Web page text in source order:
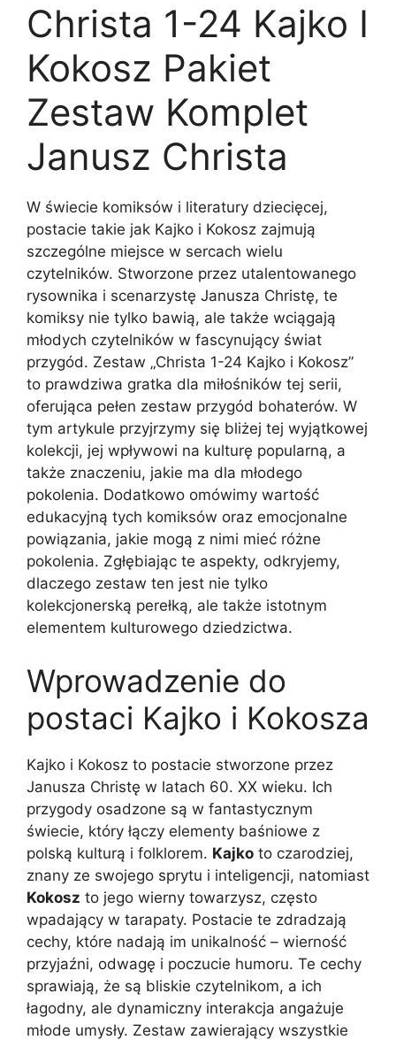
Christa 1-24 Kajko I
Kokosz Pakiet
Zestaw Komplet
Janusz Christa
W świecie komiksów i literatury dziecięcej,
postacie takie jak Kajko i Kokosz zajmują
szczególne miejsce w sercach wielu
czytelników. Stworzone przez utalentowanego
rysownika i scenarzystę Janusza Christę, te
komiksy nie tylko bawią, ale także wciągają
młodych czytelników w fascynujący świat
przygód. Zestaw „Christa 1-24 Kajko i Kokosz”
to prawdziwa gratka dla miłośników tej serii,
oferująca pełen zestaw przygód bohaterów. W
tym artykule przyjrzymy się bliżej tej wyjątkowej
kolekcji, jej wpływowi na kulturę popularną, a
także znaczeniu, jakie ma dla młodego
pokolenia. Dodatkowo omówimy wartość
edukacyjną tych komiksów oraz emocjonalne
powiązania, jakie mogą z nimi mieć różne
pokolenia. Zgłębiając te aspekty, odkryjemy,
dlaczego zestaw ten jest nie tylko
kolekcjonerską perełką, ale także istotnym
elementem kulturowego dziedzictwa.
Wprowadzenie do
postaci Kajko i Kokosza
Kajko i Kokosz to postacie stworzone przez
Janusza Christę w latach 60. XX wieku. Ich
przygody osadzone są w fantastycznym
świecie, który łączy elementy baśniowe z
polską kulturą i folklorem. Kajko to czarodziej,
znany ze swojego sprytu i inteligencji, natomiast
Kokosz to jego wierny towarzysz, często
wpadający w tarapaty. Postacie te zdradzają
cechy, które nadają im unikalność – wierność
przyjaźni, odwagę i poczucie humoru. Te cechy
sprawiają, że są bliskie czytelnikom, a ich
łagodny, ale dynamiczny interakcja angażuje
młode umysły. Zestaw zawierający wszystkie